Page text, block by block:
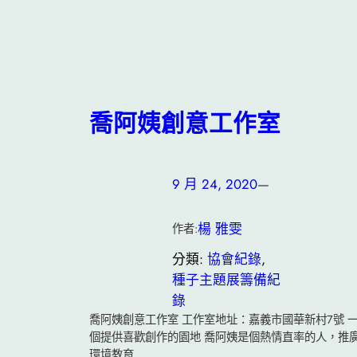
喬阿姨創意工作室
9 月 24, 2020—
作者:楊 雅雯
分類: 協會紀錄
種子主題展籌備紀
錄
喬阿姨創意工作室 工作室地址：嘉義市國華新村7號
個提供喜歡創作的園地 喬阿姨是個熱情直率的人，推